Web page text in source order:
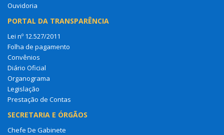
Ouvidoria
PORTAL DA TRANSPARÊNCIA
Lei nº 12.527/2011
Folha de pagamento
Convênios
Diário Oficial
Organograma
Legislação
Prestação de Contas
SECRETARIA E ÓRGÃOS
Chefe De Gabinete